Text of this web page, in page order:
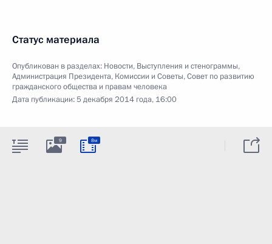
Статус материала
Опубликован в разделах: Новости, Выступления и стенограммы,
Администрация Президента, Комиссии и Советы,Совет по развитию
гражданского общества и правам человека
Дата публикации:5 декабря 2014 года, 16:00
9 8м